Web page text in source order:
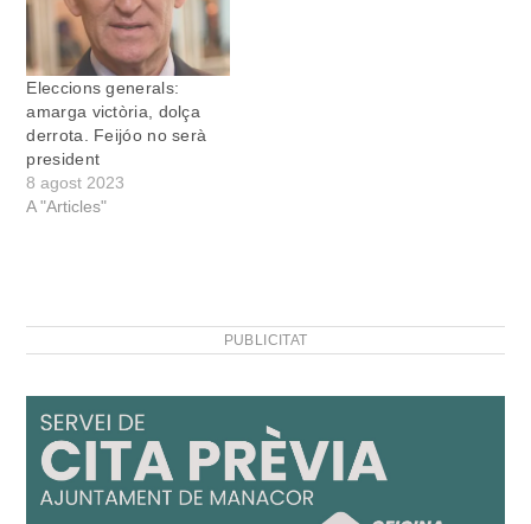
Eleccions generals:
amarga victòria, dolça
derrota. Feijóo no serà
president
8 agost 2023
A "Articles"
PUBLICITAT